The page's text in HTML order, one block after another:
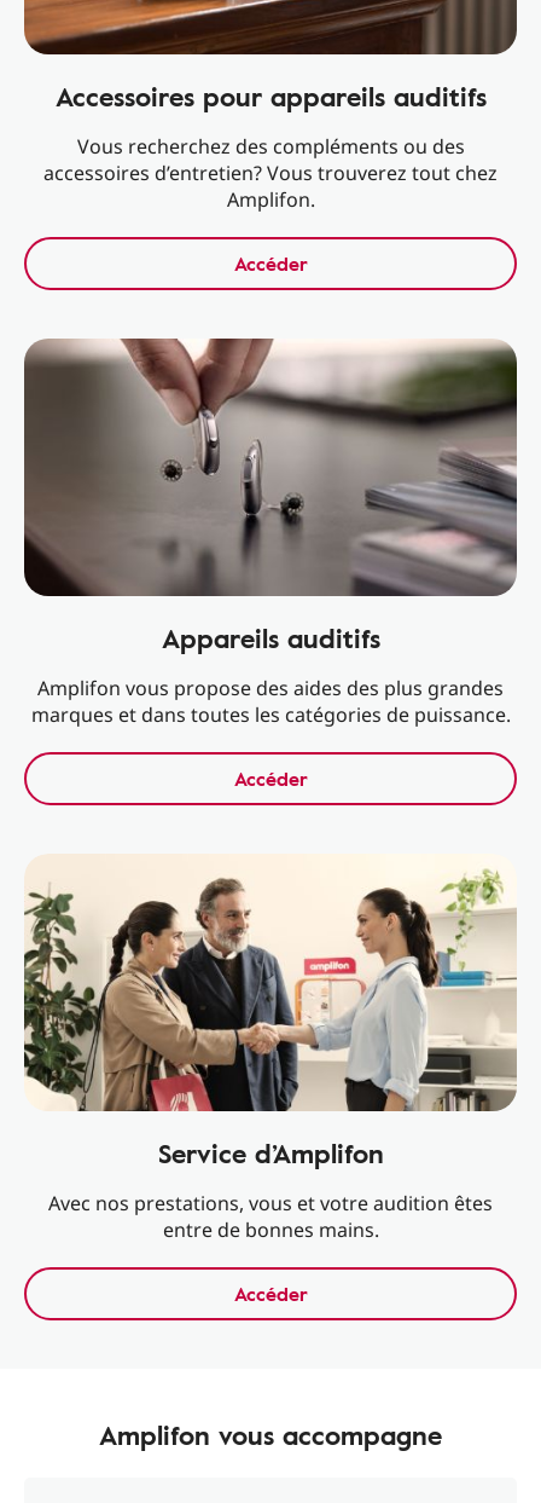
Accessoires pour appareils auditifs
Vous recherchez des compléments ou des
accessoires d’entretien? Vous trouverez tout chez
Amplifon.
Accéder
Appareils auditifs
Amplifon vous propose des aides des plus grandes
marques et dans toutes les catégories de puissance.
Accéder
Service d’Amplifon
Avec nos prestations, vous et votre audition êtes
entre de bonnes mains.
Accéder
Amplifon vous accompagne